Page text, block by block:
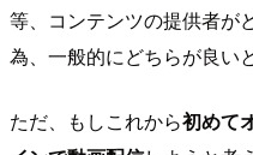
等、コンテンツの提供者が
為、一般的にどちらが良い
ただ、もしこれから初めて